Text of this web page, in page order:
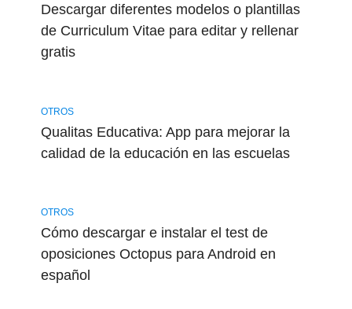
Descargar diferentes modelos o plantillas
de Curriculum Vitae para editar y rellenar
gratis
OTROS
Qualitas Educativa: App para mejorar la
calidad de la educación en las escuelas
OTROS
Cómo descargar e instalar el test de
oposiciones Octopus para Android en
español